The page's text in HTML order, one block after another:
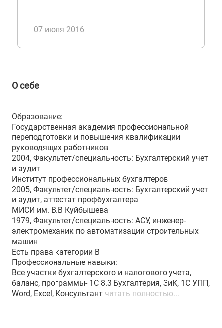
07 июля 2016
О себе
Образование:
Государственная академия профессиональной
переподготовки и повышения квалификации
руководящих работников
2004, Факультет/специальность: Бухгалтерский учет
и аудит
Институт профессиональных бухгалтеров
2005, Факультет/специальность: Бухгалтерский учет
и аудит, аттестат профбухгалтера
МИСИ им. В.В Куйбышева
1979, Факультет/специальность: АСУ, инженер-
электромеханик по автоматизации строительных
машин
Есть права категории B
Профессиональные навыки:
Все участки бухгалтерского и налогового учета,
баланс, программы- 1С 8.3 Бухгалтерия, ЗиК, 1С УПП,
Word, Excel, Консультант читать полностью...